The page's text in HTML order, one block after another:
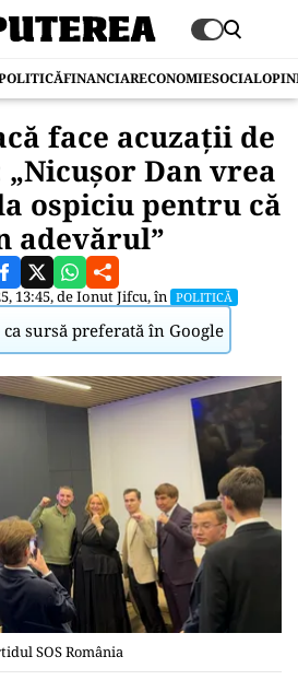
FINANCIARECONOMIESOCIAL
face acuzaţii de
Dan vrea
ospiciu pentru că
adevărul”
13:45, deIonut Jifcu, în POLITICĂ
ca sursă preferată în Google
SOS România